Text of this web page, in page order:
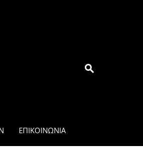
ΕΠΙΚΟΙΝΩΝΊΑ